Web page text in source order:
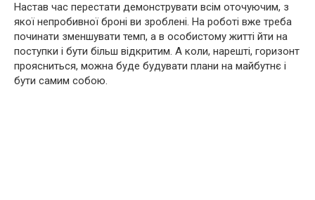
Настав час перестати демонструвати всім оточуючим, з
якої непробивної броні ви зроблені. На роботі вже треба
починати зменшувати темп, а в особистому житті йти на
поступки і бути більш відкритим. А коли, нарешті, горизонт
проясниться, можна буде будувати плани на майбутнє і
бути самим собою.